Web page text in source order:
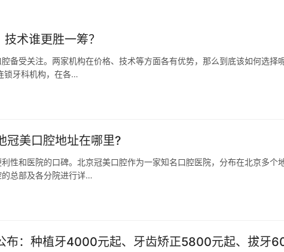
术谁更胜一筹？
备受关注。两家机构在价格、技术等方面各有优势，那么到底该如何选择呢
锁牙科机构，在各…
冠美口腔地址在哪里?
性和医院的口碑。北京冠美口腔作为一家知名口腔医院，分布在北京多个
总部及各分院进行详…
布：种植牙4000元起、牙齿矫正5800元起、拔牙